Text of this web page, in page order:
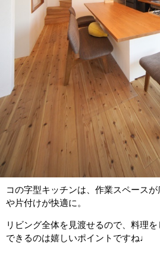
コの字型キッチンは、作業スペース
や片付けが快適に。
リビング全体を見渡せるので、料理
できるのは嬉しいポイントですね♩